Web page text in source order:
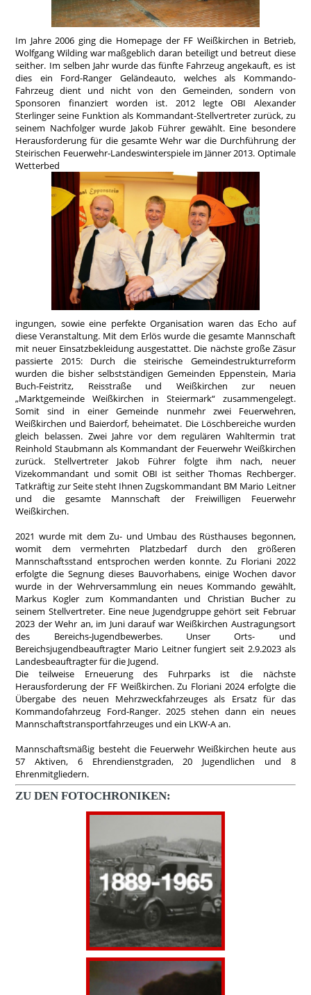
Im Jahre 2006 ging die Homepage der FF Weißkirchen in Betrieb,
Wolfgang Wilding war maßgeblich daran beteiligt und betreut diese
seither. Im selben Jahr wurde das fünfte Fahrzeug angekauft, es ist
dies ein Ford-Ranger Geländeauto, welches als Kommando-
Fahrzeug dient und nicht von den Gemeinden, sondern von
Sponsoren finanziert worden ist. 2012 legte OBI Alexander
Sterlinger seine Funktion als Kommandant-Stellvertreter zurück, zu
seinem Nachfolger wurde Jakob Führer gewählt. Eine besondere
Herausforderung für die gesamte Wehr war die Durchführung der
Steirischen Feuerwehr-Landeswinterspiele im Jänner 2013. Optimale
Wetterbed
ingungen, sowie eine perfekte Organisation waren das Echo auf
diese Veranstaltung. Mit dem Erlös wurde die gesamte Mannschaft
mit neuer Einsatzbekleidung ausgestattet. Die nächste große Zäsur
passierte 2015: Durch die steirische Gemeindestrukturreform
wurden die bisher selbstständigen Gemeinden Eppenstein, Maria
Buch-Feistritz, Reisstraße und Weißkirchen zur neuen
„Marktgemeinde Weißkirchen in Steiermark“ zusammengelegt.
Somit sind in einer Gemeinde nunmehr zwei Feuerwehren,
Weißkirchen und Baierdorf, beheimatet. Die Löschbereiche wurden
gleich belassen. Zwei Jahre vor dem regulären Wahltermin trat
Reinhold Staubmann als Kommandant der Feuerwehr Weißkirchen
zurück. Stellvertreter Jakob Führer folgte ihm nach, neuer
Vizekommandant und somit OBI ist seither Thomas Rechberger.
Tatkräftig zur Seite steht Ihnen Zugskommandant BM Mario Leitner
und die gesamte Mannschaft der Freiwilligen Feuerwehr
Weißkirchen.
2021 wurde mit dem Zu- und Umbau des Rüsthauses begonnen,
womit dem vermehrten Platzbedarf durch den größeren
Mannschaftsstand entsprochen werden konnte. Zu Floriani 2022
erfolgte die Segnung dieses Bauvorhabens, einige Wochen davor
wurde in der Wehrversammlung ein neues Kommando gewählt,
Markus Kogler zum Kommandanten und Christian Bucher zu
seinem Stellvertreter. Eine neue Jugendgruppe gehört seit Februar
2023 der Wehr an, im Juni darauf war Weißkirchen Austragungsort
des Bereichs-Jugendbewerbes. Unser Orts- und
Bereichsjugendbeauftragter Mario Leitner fungiert seit 2.9.2023 als
Landesbeauftragter für die Jugend.
Die teilweise Erneuerung des Fuhrparks ist die nächste
Herausforderung der FF Weißkirchen. Zu Floriani 2024 erfolgte die
Übergabe des neuen Mehrzweckfahrzeuges als Ersatz für das
Kommandofahrzeug Ford-Ranger. 2025 stehen dann ein neues
Mannschaftstransportfahrzeuges und ein LKW-A an.
Mannschaftsmäßig besteht die Feuerwehr Weißkirchen heute aus
57 Aktiven, 6 Ehrendienstgraden, 20 Jugendlichen und 8
Ehrenmitgliedern.
ZU DEN FOTOCHRONIKEN: